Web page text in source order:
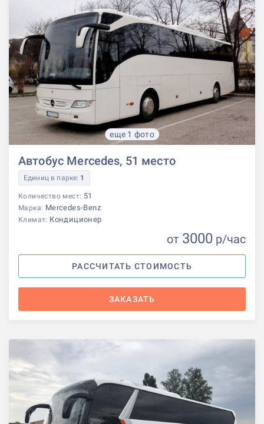
еще 1 фото
Автобус Mercedes, 51 место
Единиц в парке: 1
Количество мест: 51
Марка: Mercedes-Benz
Климат: Кондиционер
от 3000 р/час
РАССЧИТАТЬ СТОИМОСТЬ
ЗАКАЗАТЬ